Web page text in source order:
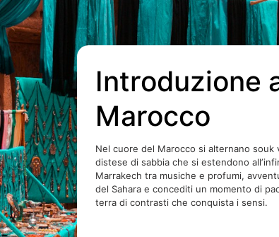
Introduzione
Marocco
Nel cuore del Marocco si alternano souk
distese di sabbia che si estendono
Marrakech tra musiche e profumi,
del Sahara e concediti un momento di
terra di contrasti che conquista i sensi.